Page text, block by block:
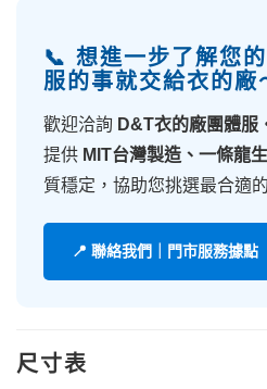
📞 想進一步了解您
服的事就交給衣的廠
歡迎洽詢 D&T衣的廠團體服
提供 MIT台灣製造、一條龍
質穩定，協助您挑選最合適
📍 聯絡我們｜門市服務據點
尺寸表